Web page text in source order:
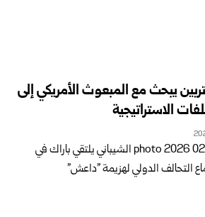
يبحث مع المبعوث الأمريكي إلى
الاستراتيجية